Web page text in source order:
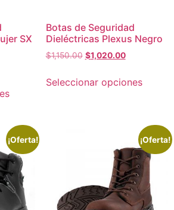
SX
Botas de Seguridad
Dieléctricas Plexus Negro
$1,150.00 $1,020.00
Seleccionar opciones
¡Oferta! ¡Oferta!